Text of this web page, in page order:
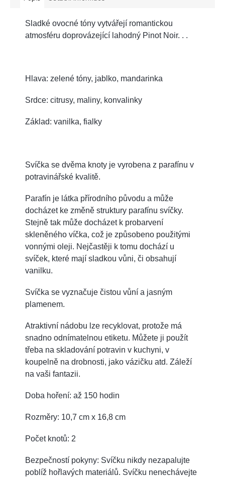
Sladké ovocné tóny vytvářejí romantickou
atmosféru doprovázející lahodný Pinot Noir. . .
Hlava: zelené tóny, jablko, mandarinka
Srdce: citrusy, maliny, konvalinky
Základ: vanilka, fialky
Svíčka se dvěma knoty je vyrobena z parafínu v
potravinářské kvalitě.
Parafín je látka přírodního původu a může
docházet ke změně struktury parafínu svíčky.
Stejně tak může docházet k probarvení
skleněného víčka, což je způsobeno použitými
vonnými oleji. Nejčastěji k tomu dochází u
svíček, které mají sladkou vůni, či obsahují
vanilku.
Svíčka se vyznačuje čistou vůní a jasným
plamenem.
Atraktivní nádobu lze recyklovat, protože má
snadno odnímatelnou etiketu. Můžete ji použít
třeba na skladování potravin v kuchyni, v
koupelně na drobnosti, jako vázičku atd. Záleží
na vaši fantazii.
Doba hoření: až 150 hodin
Rozměry: 10,7 cm x 16,8 cm
Počet knotů: 2
Bezpečností pokyny: Svíčku nikdy nezapalujte
poblíž hořlavých materiálů. Svíčku nenechávejte